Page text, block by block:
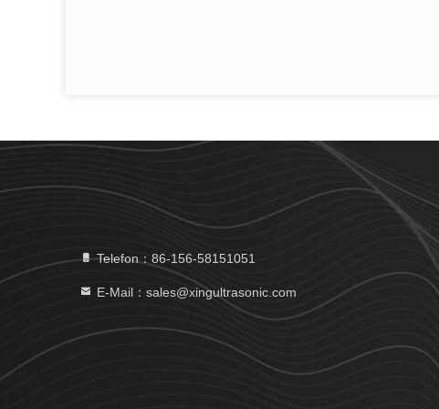
Telefon：86-156-58151051
E-Mail：sales@xingultrasonic.com